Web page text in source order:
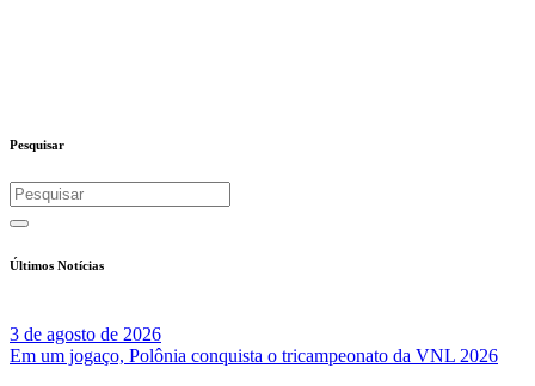
Pesquisar
Últimos Notícias
3 de agosto de 2026
Em um jogaço, Polônia conquista o tricampeonato da VNL 2026